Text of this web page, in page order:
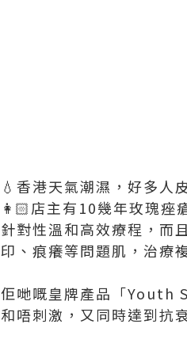
💧香港天氣潮濕，好多
👩🏻店主有10幾年玫瑰痤
針對性溫和高效療程，而
印、痕癢等問題肌，治療
佢哋嘅皇牌產品「Youth
和唔刺激，又同時達到抗